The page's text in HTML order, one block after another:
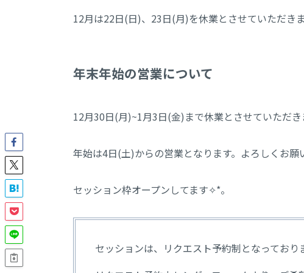
12月は22日(日)、23日(月)を休業とさせていただきま
年末年始の営業について
12月30日(月)~1月3日(金)まで休業とさせていただき
年始は4日(土)からの営業となります。よろしくお願
セッション枠オープンしてます✧︎*。
セッションは、リクエスト予約制となっており